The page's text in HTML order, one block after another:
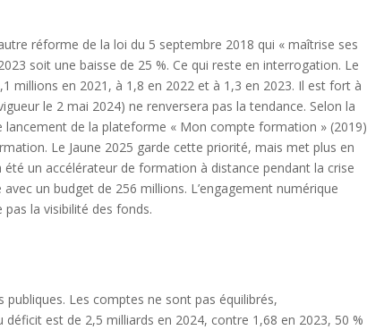
réforme de la loi du 5 septembre 2018 qui « maîtrise ses
soit une baisse de 25 %. Ce qui reste en interrogation. Le
millions en 2021, à 1,8 en 2022 et à 1,3 en 2023. Il est fort à
le 2 mai 2024) ne renversera pas la tendance. Selon la
lancement de la plateforme « Mon compte formation » (2019)
Le Jaune 2025 garde cette priorité, mais met plus en
un accélérateur de formation à distance pendant la crise
un budget de 256 millions. L’engagement numérique
la visibilité des fonds.
Les comptes ne sont pas équilibrés,
est de 2,5 milliards en 2024, contre 1,68 en 2023, 50 %